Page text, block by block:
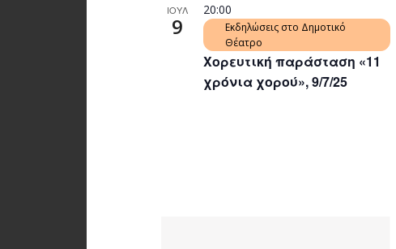
ΙΟΥΛ
9
Χορευτική παράσταση «11
χρόνια χορού», 9/7/25
20:00
Εκδηλώσεις στο Δημοτικό
Θέατρο